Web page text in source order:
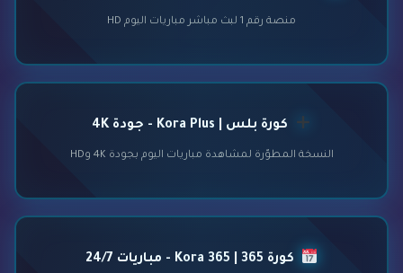
منصة رقم 1 لبث مباشر مباريات اليوم HD
كورة بلس | Kora Plus - جودة 4K
النسخة المطوّرة لمشاهدة مباريات اليوم بجودة 4K وHD
كورة 365 | Kora 365 - مباريات 24/7